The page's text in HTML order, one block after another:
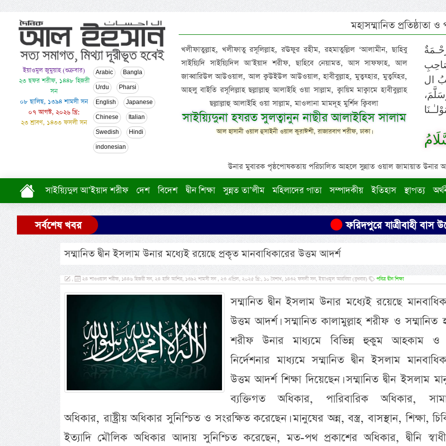
ইয়াওমুল জুমুয়াহ (শুক্রবার)
২৩ ছফর শরীফ, ১৪৪৮ হিজরী
সন
০৮ ছালিছ, ১৩৯৪ শামসী সন
০৭ আগস্ট, ২০২৬ খ্রি:
২৩ শ্রাবণ, ১৪৩৩ ফসলী সন
Arabic Bangla
Urdu Pharsi
English Japanese
Chinese Italian
Swedish Hindi
indonesian
মহাসম্মানিত প্রতিষ্ঠাতা
খলীফাতুল্লাহ, খলীফাতু রসূলিল্লাহ, রঊফুর রহীম, রহমাতুল্লিল ‘আলামীন, ছাহিবু
সাইয়্যিদি সাইয়্যিদিল আ’ইয়াদ শরীফ, ছাহিবে নেয়ামত, আস সাফফাহ, আল
জাব্বারিউল আউওয়াল, আল ক্বউইউল আউওয়াল, হাবীবুল্লাহ, মুত্বহ্হার, মুত্বহ্হির,
আহলু বাইতি রসূলিল্লাহ ছল্লাল্লাহু আলাইহি ওয়া সাল্লাম, ক্বায়িম মাক্বামে হাবীবুল্লাহ
ছল্লাল্লাহু আলাইহি ওয়া সাল্লাম, মাওলানা মামদূহ মুর্শিদ ক্বিবলা
সাইয়্যিদুনা হযরত সুলত্বানুন নাছীর আলাইহিস সালাম
আল হাসানী ওয়াল হুসাইনী ওয়াল কুরাঈশী, রাজারবাগ শরীফ, ঢাকা।
ال
উনার মুবারক পৃষ্ঠপোষকতায় পরিচালিত আহলে সুন্নাত ওয়াল জামায়াত উনার
সাইয়্যিদুল আ’ইয়াদ শরীফ দেশ বিদেশ দ্বীন শিক্ষা সুন্নত তা’লীম মহিলাদের পাতা সম্পাদকীয় ইতিহাস স্থাপত্য
সর্বশেষ খবর ফরিদপুরে যাত্রীবাহী বাস উল্টে
সম্মানিত দ্বীন ইসলাম উনার মধ্যেই রয়েছে প্রকৃত মানবাধিকারের উত্তম আদর্শ
, ২৪ শাওওয়াল শরীফ, ১৪৪৬ হিজরী সন, ২৪ হাদি আশির, ১৩৯২ শামসী সন , ২৩ এপ্রিল, ২০২৫ খ্রি:, ১০ বৈশাখ, ১৪৩২ ফসলী সন, ইয়াওমুল আরবিয়া (বুধবার) পবিত্র দ্বীন শিক্ষা
সম্মানিত দ্বীন ইসলাম উনার মধ্যেই রয়েছে
উত্তম আদর্শ। সম্মানিত কালামুল্লাহ শরীফ ও সম্মানিত
শরীফ উনার মাধ্যমে বিভিন্ন হুকুম আহকাম ও
নির্দেশনার মাধ্যমে সম্মানিত দ্বীন ইসলাম
উত্তম আদর্শ শিক্ষা দিয়েছেন। সম্মানিত দ্বীন ইসলাম
ব্যক্তিগত অধিকার, পারিবারিক অধিকার,
অধিকার, রাষ্ট্রীয় অধিকার সুনিশ্চিত ও সংরক্ষিত করেছেন। মানুষের অন্ন, বস্ত্র, বাসস্থান, শিক্ষা,
ইত্যাদি মৌলিক অধিকার আদায় সুনিশ্চিত করেছেন, মত-পথ প্রকাশের অধিকার, দ্বীনি
অসংখ্য
প্রমাণিত-